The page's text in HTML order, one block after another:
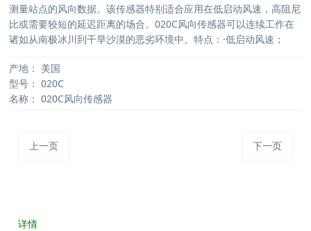
测量站点的风向数据。该传感器特别适合应用在低启动风速，高阻尼
比或需要较短的延迟距离的场合。020C风向传感器可以连续工作在
诸如从南极冰川到干旱沙漠的恶劣环境中。特点：·低启动风速；
产地： 美国
型号： 020C
名称： 020C风向传感器
上一页 下一页
详情